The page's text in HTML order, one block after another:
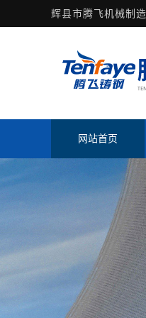
辉县市腾飞机械制
网站首页